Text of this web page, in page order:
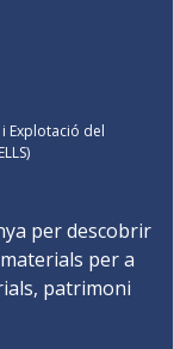
Explotació del
per descobrir
per a
patrimoni